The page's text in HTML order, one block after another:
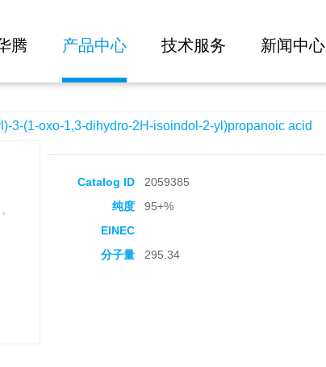
腾 产品中心 技术服务 新闻中心
2H-isoindol-2-yl)propanoic acid
3-(1-oxo-1,3-dihydro-2H-isoindol-2-yl)propanoic acid
Catalog ID 2059385
纯度
95+%
EINEC
分子量 295.34